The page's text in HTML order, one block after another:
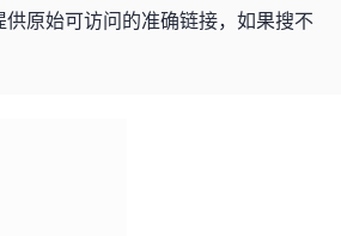
原始可访问的准确链接，如果搜不